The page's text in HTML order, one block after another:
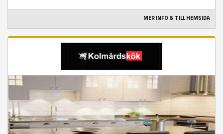
MER INFO & TILL HEMSIDA